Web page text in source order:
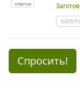
ответов
Спросить!